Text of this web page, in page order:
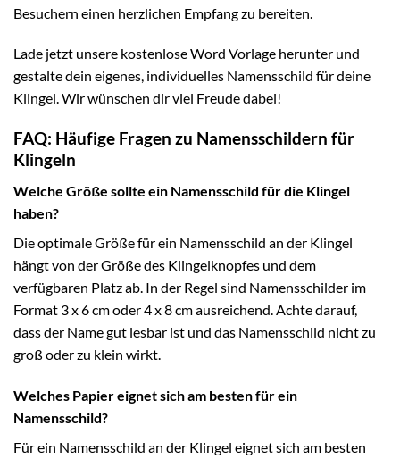
Besuchern einen herzlichen Empfang zu bereiten.
Lade jetzt unsere kostenlose Word Vorlage herunter und
gestalte dein eigenes, individuelles Namensschild für deine
Klingel. Wir wünschen dir viel Freude dabei!
FAQ: Häufige Fragen zu Namensschildern für
Klingeln
Welche Größe sollte ein Namensschild für die Klingel
haben?
Die optimale Größe für ein Namensschild an der Klingel
hängt von der Größe des Klingelknopfes und dem
verfügbaren Platz ab. In der Regel sind Namensschilder im
Format 3 x 6 cm oder 4 x 8 cm ausreichend. Achte darauf,
dass der Name gut lesbar ist und das Namensschild nicht zu
groß oder zu klein wirkt.
Welches Papier eignet sich am besten für ein
Namensschild?
Für ein Namensschild an der Klingel eignet sich am besten